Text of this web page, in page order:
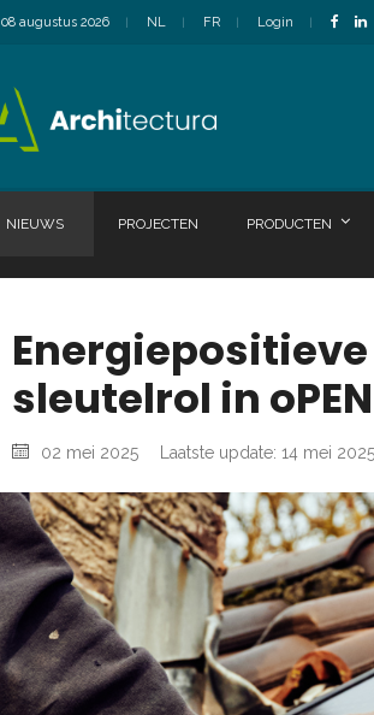
08 augustus 2026 NL FR Login
NIEUWS PROJECTEN PRODUCTEN
sleutelrol in
02 mei 2025 Laatste update: 14 mei 2025